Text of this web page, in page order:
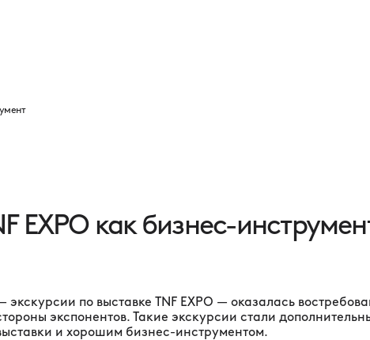
EXPO как бизнес-
по выставке TNF EXPO — оказалась
экспонентов. Такие экскурсии стали
и хорошим бизнес-инструментом.